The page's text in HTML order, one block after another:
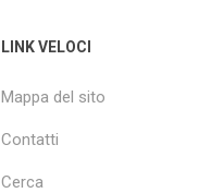
LINK VELOCI
Mappa del sito
Contatti
Cerca